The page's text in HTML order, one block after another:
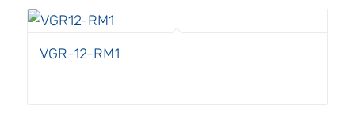
VGR-12-RM1